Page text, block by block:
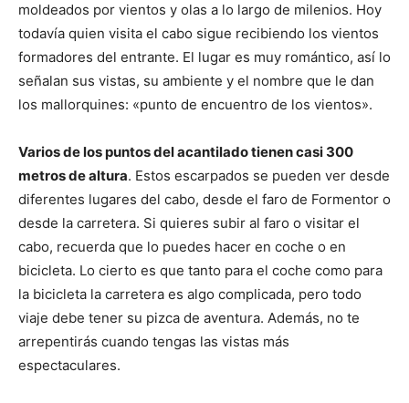
moldeados por vientos y olas a lo largo de milenios. Hoy
todavía quien visita el cabo sigue recibiendo los vientos
formadores del entrante. El lugar es muy romántico, así lo
señalan sus vistas, su ambiente y el nombre que le dan
los mallorquines: «punto de encuentro de los vientos».
Varios de los puntos del acantilado tienen casi 300
metros de altura. Estos escarpados se pueden ver desde
diferentes lugares del cabo, desde el faro de Formentor o
desde la carretera. Si quieres subir al faro o visitar el
cabo, recuerda que lo puedes hacer en coche o en
bicicleta. Lo cierto es que tanto para el coche como para
la bicicleta la carretera es algo complicada, pero todo
viaje debe tener su pizca de aventura. Además, no te
arrepentirás cuando tengas las vistas más
espectaculares.